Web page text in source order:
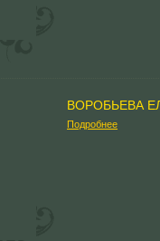
ВОРОБЬЕВА
Подробнее